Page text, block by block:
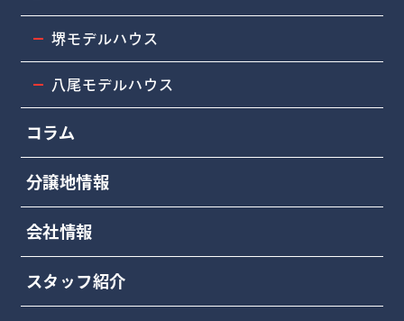
堺モデルハウス
八尾モデルハウス
コラム
分譲地情報
会社情報
スタッフ紹介